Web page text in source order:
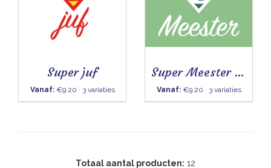
Super juf
Vanaf:€9.20 · 3 variaties
Super Meester (groen)
Vanaf:€9.20 · 3 variaties
Totaal aantal producten: 12